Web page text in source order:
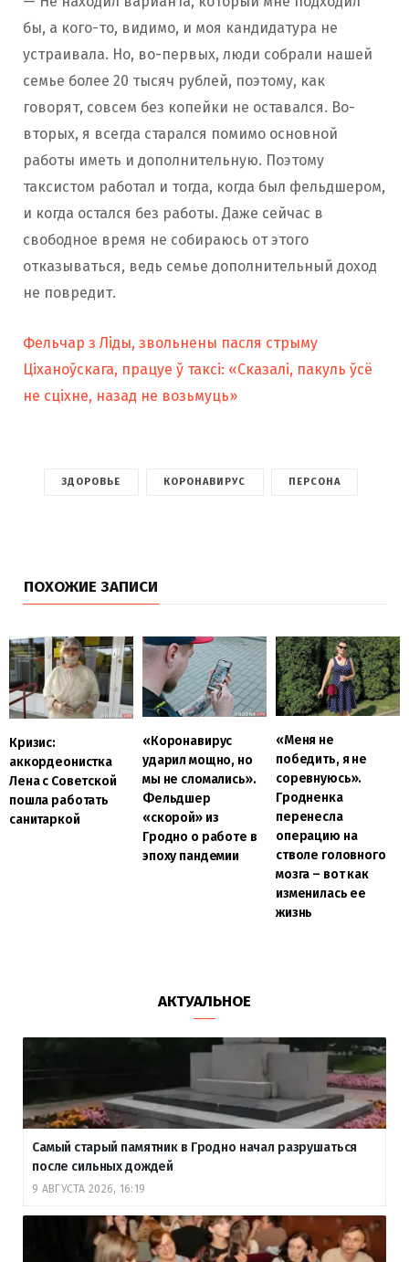
бы, а кого-то, видимо, и моя кандидатура не
устраивала. Но, во-первых, люди собрали нашей
семье более 20 тысяч рублей, поэтому, как
говорят, совсем без копейки не оставался. Во-
вторых, я всегда старался помимо основной
работы иметь и дополнительную. Поэтому
таксистом работал и тогда, когда был фельдшером,
и когда остался без работы. Даже сейчас в
свободное время не собираюсь от этого
отказываться, ведь семье дополнительный доход
не повредит.
Фельчар з Ліды, звольнены пасля стрыму
Ціханоўскага, працуе ў таксі: «Сказалі, пакуль ўсё
не сціхне, назад не возьмуць»
ЗДОРОВЬЕ КОРОНАВИРУС ПЕРСОНА
ПОХОЖИЕ ЗАПИСИ
Кризис:
аккордеонистка
Лена с Советской
пошла работать
санитаркой
«Коронавирус
ударил мощно, но
мы не сломались».
Фельдшер
«скорой» из
Гродно о работе в
эпоху пандемии
«Меня не
победить, я не
соревнуюсь».
Гродненка
перенесла
операцию на
стволе головного
мозга – вот как
изменилась ее
жизнь
АКТУАЛЬНОЕ
Самый старый памятник в Гродно начал разрушаться
после сильных дождей
9 АВГУСТА 2026, 16:19